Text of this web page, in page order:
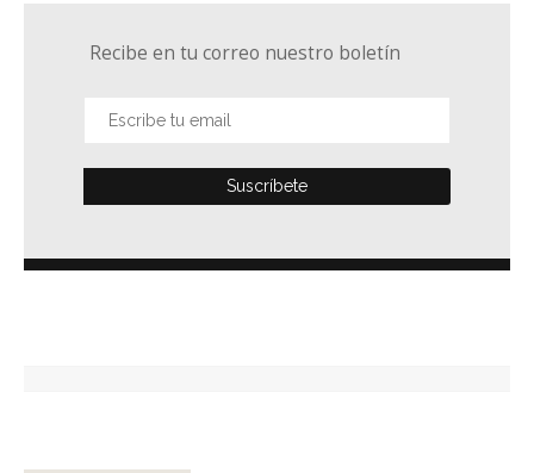
Recibe en tu correo nuestro boletín